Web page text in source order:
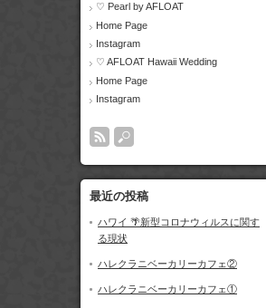
♡ Pearl by AFLOAT
Home Page
Instagram
♡ AFLOAT Hawaii Wedding
Home Page
Instagram
最近の投稿
ハワイ 🌴新型コロナウィルスに関す
る現状
ハレクラニベーカリーカフェ②
ハレクラニベーカリーカフェ①